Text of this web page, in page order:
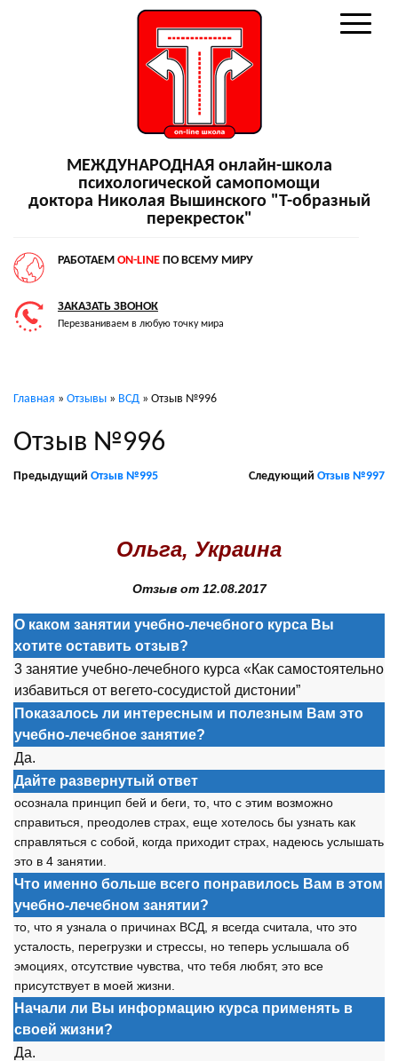
МЕЖДУНАРОДНАЯ онлайн-школа
психологической самопомощи
доктора Николая Вышинского "Т-образный
перекресток"
РАБОТАЕМ ON-LINE ПО ВСЕМУ МИРУ
ЗАКАЗАТЬ ЗВОНОК
Перезваниваем в любую точку мира
Главная » Отзывы » ВСД » Отзыв №996
Отзыв №996
Предыдущий Отзыв №995 Следующий Отзыв №997
Ольга, Украина
Отзыв от 12.08.2017
О каком занятии учебно-лечебного курса Вы
хотите оставить отзыв?
3 занятие учебно-лечебного курса «Как самостоятельно
избавиться от вегето-сосудистой дистонии”
Показалось ли интересным и полезным Вам это
учебно-лечебное занятие?
Да.
Дайте развернутый ответ
осознала принцип бей и беги, то, что с этим возможно
справиться, преодолев страх, еще хотелось бы узнать как
справляться с собой, когда приходит страх, надеюсь услышать
это в 4 занятии.
Что именно больше всего понравилось Вам в этом
учебно-лечебном занятии?
то, что я узнала о причинах ВСД, я всегда считала, что это
усталость, перегрузки и стрессы, но теперь услышала об
эмоциях, отсутствие чувства, что тебя любят, это все
присутствует в моей жизни.
Начали ли Вы информацию курса применять в
своей жизни?
Да.